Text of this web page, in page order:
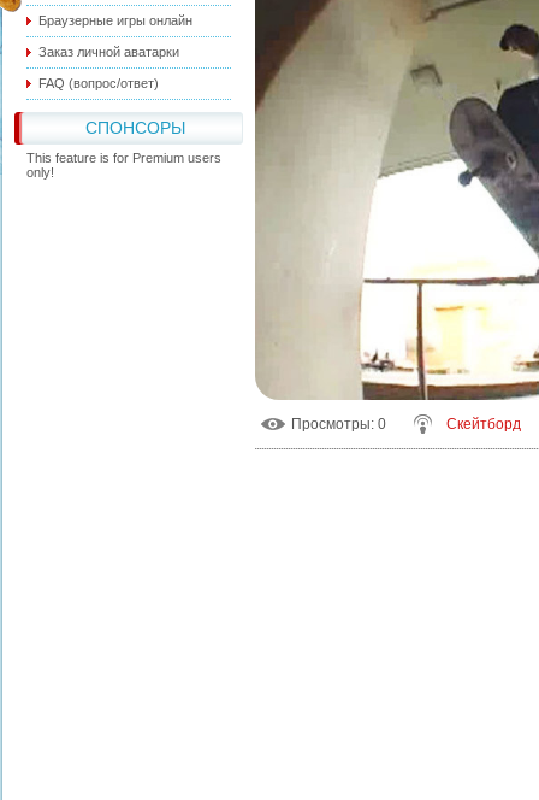
Браузерные игры онлайн
Заказ личной аватарки
FAQ (вопрос/ответ)
СПОНСОРЫ
This feature is for Premium users
only!
Просмотры: 0 Скейтборд